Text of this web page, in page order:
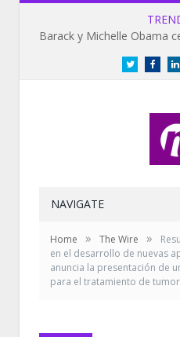
Twitter
NAVIGATE
Home » The Wire »
en el desarrollo de nuevas
anuncia la presentación de
para el tratamiento de